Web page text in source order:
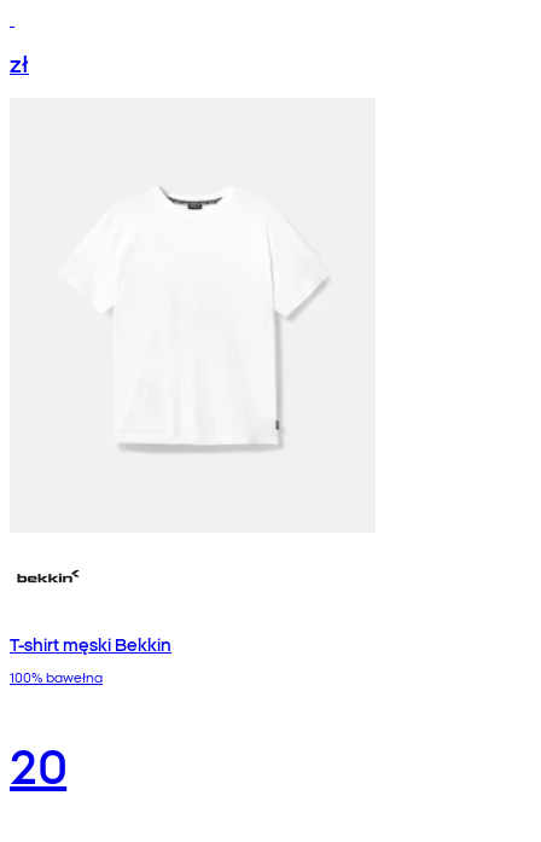
zł
T-shirt męski Bekkin
100% bawełna
20